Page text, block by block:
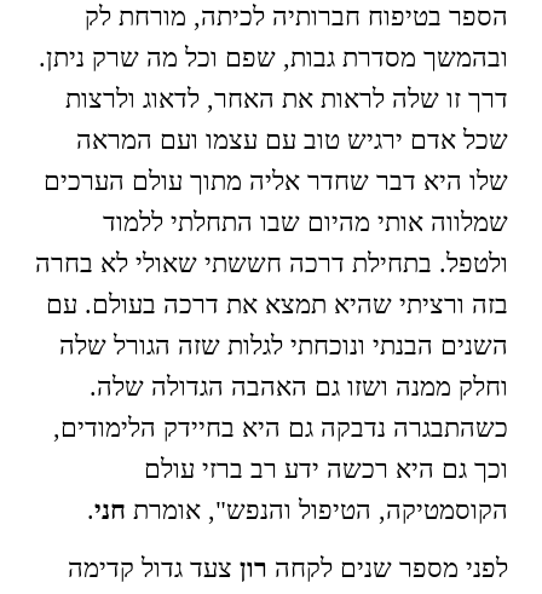
הספר בטיפוח חברותיה לכיתה, מורחת לק
ובהמשך מסדרת גבות, שפם וכל מה שרק ניתן.
דרך זו שלה לראות את האחר, לדאוג ולרצות
שכל אדם ירגיש טוב עם עצמו ועם המראה
שלו היא דבר שחדר אליה מתוך עולם הערכים
שמלווה אותי מהיום שבו התחלתי ללמוד
ולטפל. בתחילת דרכה חששתי שאולי לא בחרה
בזה ורציתי שהיא תמצא את דרכה בעולם. עם
השנים הבנתי ונוכחתי לגלות שזה הגורל שלה
וחלק ממנה ושזו גם האהבה הגדולה שלה.
כשהתבגרה נדבקה גם היא בחיידק הלימודים,
וכך גם היא רכשה ידע רב ברזי עולם
הקוסמטיקה, הטיפול והנפש", אומרת חני.
לפני מספר שנים לקחה רוןצעד גדול קדימה